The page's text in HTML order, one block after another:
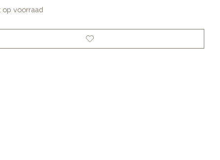
op voorraad